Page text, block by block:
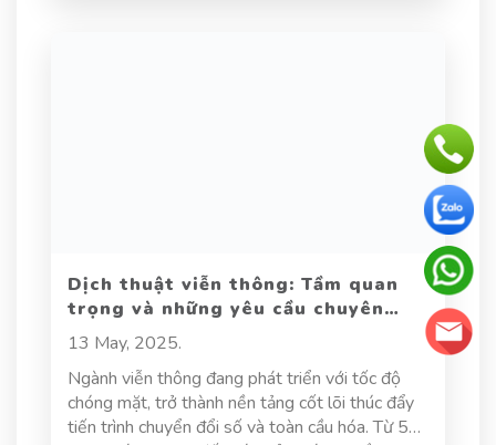
Dịch thuật viễn thông: Tầm quan
trọng và những yêu cầu chuyên
môn cần biết
13 May, 2025.
Ngành viễn thông đang phát triển với tốc độ
chóng mặt, trở thành nền tảng cốt lõi thúc đẩy
tiến trình chuyển đổi số và toàn cầu hóa. Từ 5G,